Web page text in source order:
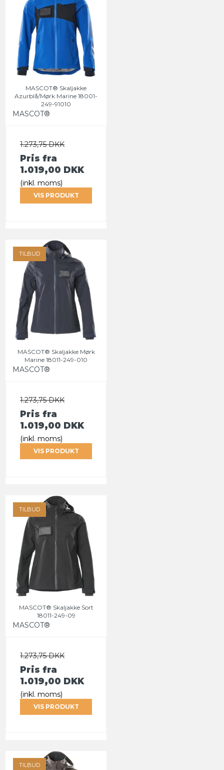
MASCOT® Skaljakke
Azurblå/Mørk Marine 18001-
249-91010
MASCOT®
1.273,75 DKK
Pris fra
1.019,00 DKK
(inkl. moms)
VIS PRODUKT
TILBUD
MASCOT® Skaljakke Mørk
Marine 18011-249-010
MASCOT®
1.273,75 DKK
Pris fra
1.019,00 DKK
(inkl. moms)
VIS PRODUKT
TILBUD
MASCOT® Skaljakke Sort
18011-249-09
MASCOT®
1.273,75 DKK
Pris fra
1.019,00 DKK
(inkl. moms)
VIS PRODUKT
TILBUD